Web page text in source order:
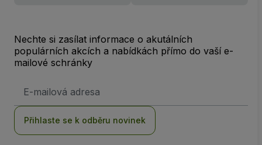
Nechte si zasílat informace o akutálních
populárních akcích a nabídkách přímo do vaší e-
mailové schránky
adresa
Přihlaste se k odběru novinek